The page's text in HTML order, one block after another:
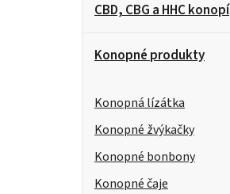
CBD, CBG a HHC konopí
Konopné produkty
Konopná lízátka
Konopné žvýkačky
Konopné bonbony
Konopné čaje